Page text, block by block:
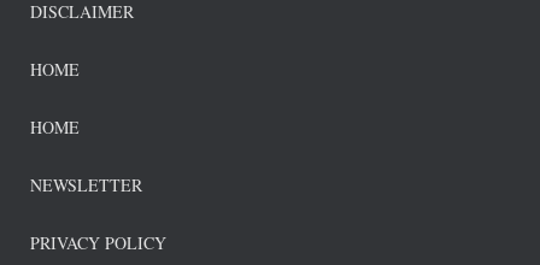
DISCLAIMER
HOME
HOME
NEWSLETTER
PRIVACY POLICY